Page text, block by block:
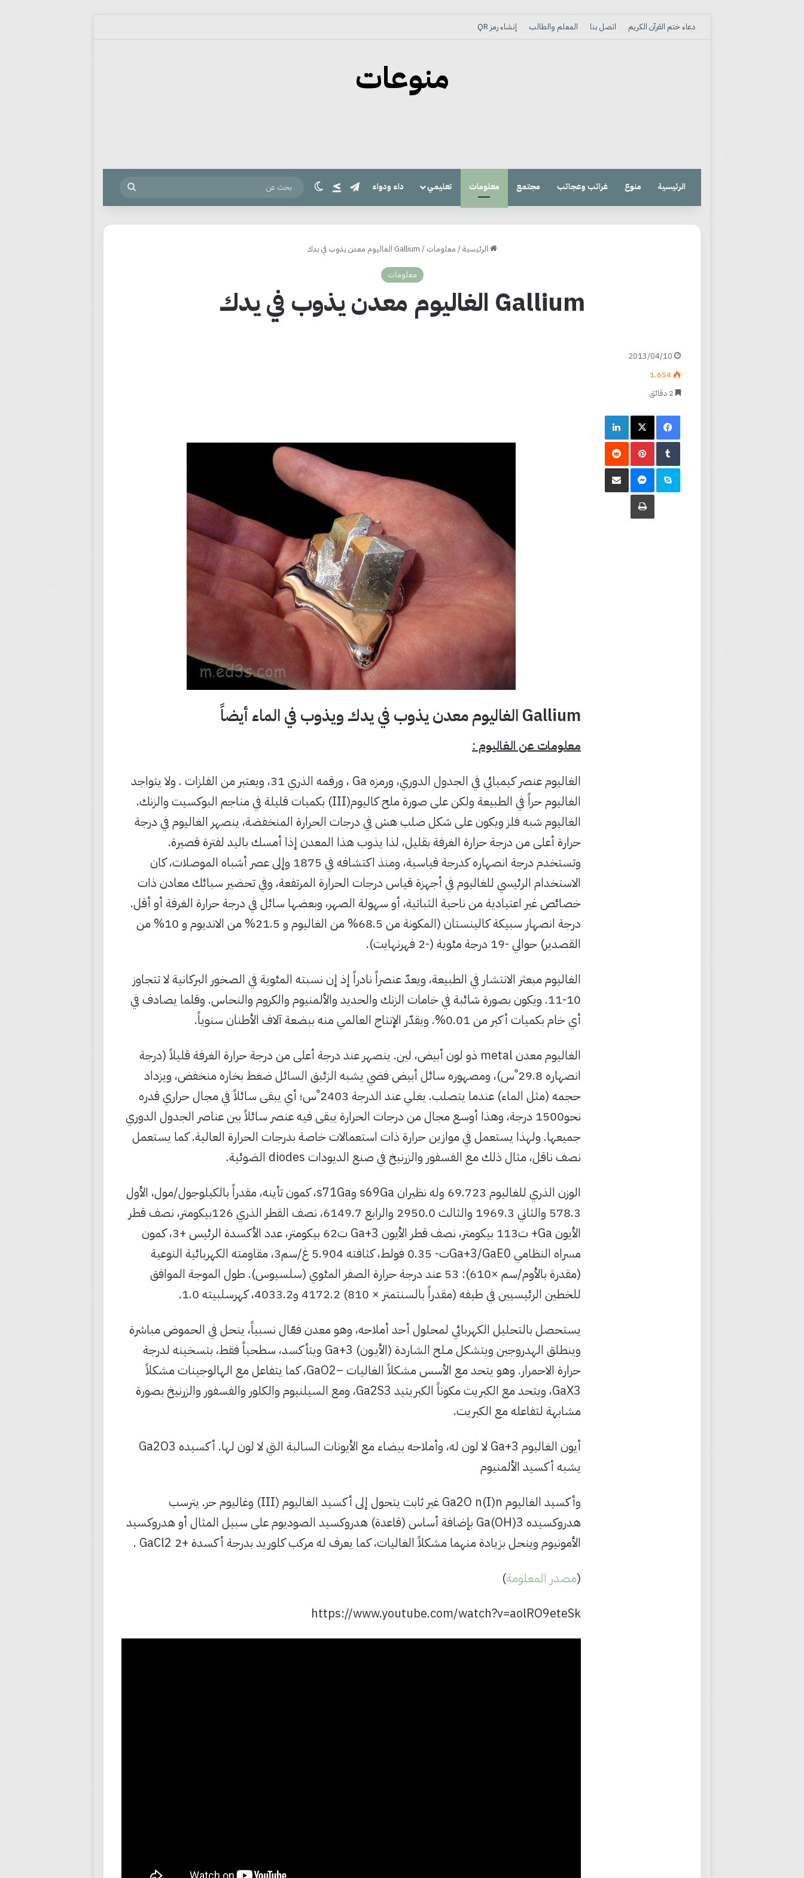
دعاء ختم القرآن الكريم اتصل بنا المعلم والطالب إنشاء رمز QR
منوعات
الرئيسية منوع غرائب وعجائب مجتمع معلومات تعليمي داء ودواء تيلقرام الرئيسي الوضع المظلم
عن
الرئيسية/ معلومات / Gallium الغاليوم معدن يذوب في يدك
معلومات
Gallium الغاليوم معدن يذوب في يدك
Gallium الغاليوم معدن يذوب في يدك ويذوب في الماء أيضاً
معلومات عن الغاليوم :
الغاليوم عنصر كيميائي في الجدول الدوري، ورمزه Ga ، ورقمه الذري 31، ويعتبر من الفلزات . ولا يتواجد
الغاليوم حراً في الطبيعة ولكن على صورة ملح كاليوم(III) بكميات قليلة في مناجم البوكسيت والزنك.
الغاليوم شبه فلز ويكون على شكل صلب هش في درجات الحرارة المنخفضة، ينصهر الغاليوم في درجة
حرارة أعلى من درجة حرارة الغرفة بقليل، لذا يذوب هذا المعدن إذا أمسك باليد لفترة قصيرة.
وتستخدم درجة انصهاره كدرجة قياسية، ومنذ اكتشافه في 1875 وإلى عصر أشباه الموصلات، كان
الاستخدام الرئيسي للغاليوم في أجهزة قياس درجات الحرارة المرتفعة، وفي تحضير سبائك معادن ذات
خصائص غير اعتيادية من ناحية الثباتية، أو سهولة الصهر، وبعضها سائل في درجة حرارة الغرفة أو أقل.
درجة انصهار سبيكة كالينستان (المكونة من 68.5% من الغاليوم و 21.5% من الانديوم و 10% من
القصدير) حوالي -19 درجة مئوية (-2 فهرنهايت).
الغاليوم مبعثر الانتشار في الطبيعة، ويعدّ عنصراً نادراً إذ إن نسبته المئوية في الصخور البركانية لا تتجاوز
10-11. ويكون بصورة شائبة في خامات الزنك والحديد والألمنيوم والكروم والنحاس. وقلما يصادف في
أي خام بكميات أكبر من 0.01%. ويقدّر الإنتاج العالمي منه ببضعة آلاف الأطنان سنوياً.
الغاليوم معدن metal ذو لون أبيض، لين. ينصهر عند درجة أعلى من درجة حرارة الغرفة قليلاً (درجة
انصهاره 29.8 ْس)، ومصهوره سائل أبيض فضي يشبه الزئبق السائل ضغط بخاره منخفض، ويزداد
حجمه (مثل الماء) عندما يتصلب. يغلي عند الدرجة 2403 ْس؛ أي يبقى سائلاً في مجال حراري قدره
نحو1500 درجة، وهذا أوسع مجال من درجات الحرارة يبقى فيه عنصر سائلاً بين عناصر الجدول الدوري
جميعها. ولهذا يستعمل في موازين حرارة ذات استعمالات خاصة بدرجات الحرارة العالية. كما يستعمل
نصف ناقل، مثال ذلك مع الفسفور والزرنيخ في صنع الديودات diodes الضوئية.
الوزن الذري للغاليوم 69.723 وله نظيران s69Ga وs71Ga، كمون تأينه، مقدراً بالكيلوجول/مول، الأول
578.3 والثاني 1969.3 والثالث 2950.0 والرابع 6149.7، نصف القطر الذري 126بيكومتر، نصف قطر
الأيون Ga+ ت113 بيكومتر، نصف قطر الأيون Ga+3 ت62 بيكومتر، عدد الأكسدة الرئيس +3، كمون
مسراه النظامي Ga+3/GaE0ت- 0.35 فولط، كثافته 5.904 غ/سم3، مقاومته الكهربائية النوعية
(مقدرة بالأوم/سم ×610): 53 عند درجة حرارة الصفر المئوي (سلسيوس). طول الموجة الموافق
للخطين الرئيسيين في طيفه (مقدراً بالسنتمتر × 810) 4172.2 و4033.2، كهرسلبيته 1.0.
يستحصل بالتحليل الكهربائي لمحلول أحد أملاحه، وهو معدن فعّال نسبياً، ينحل في الحموض مباشرة
وينطلق الهدروجين ويتشكل مـلح الشاردة (الأيـون) Ga+3 ويتأكسد، سطحياً فقط، بتسخينه لدرجة
حرارة الاحمرار. وهو يتحد مع الأسس مشكلاً الغاليات –GaO2، كما يتفاعل مع الهالوجينات مشكلاً
GaX3، ويتحد مع الكبريت مكوناً الكبريتيد Ga2S3، ومع السيلنيوم والكلور والفسفور والزرنيخ بصورة
مشابهة لتفاعله مع الكبريت.
أيون الغاليوم Ga+3 لا لون له، وأملاحه بيضاء مع الأيونات السالبة التي لا لون لها. أكسيده Ga2O3
يشبه أكسيد الألمنيوم
وأكسيد الغاليوم Ga2O n(I)n غير ثابت يتحول إلى أكسيد الغاليوم (III) وغاليوم حر. يترسب
هدروكسيده Ga(OH)3 بإضافة أساس (قاعدة) هدروكسيد الصوديوم على سبيل المثال أو هدروكسيد
الأمونيوم وينحل بزيادة منهما مشكلاً الغاليات، كما يعرف له مركب كلوريد بدرجة أكسدة +2 GaCl2 .
(مصدر المعلومة)
https://www.youtube.com/watch?v=aolRO9eteSk
2013/04/10
1٬654
فيسبوك
‫X
‏Tumblr بينتيريست
سكايب ماسنجر
طباعة